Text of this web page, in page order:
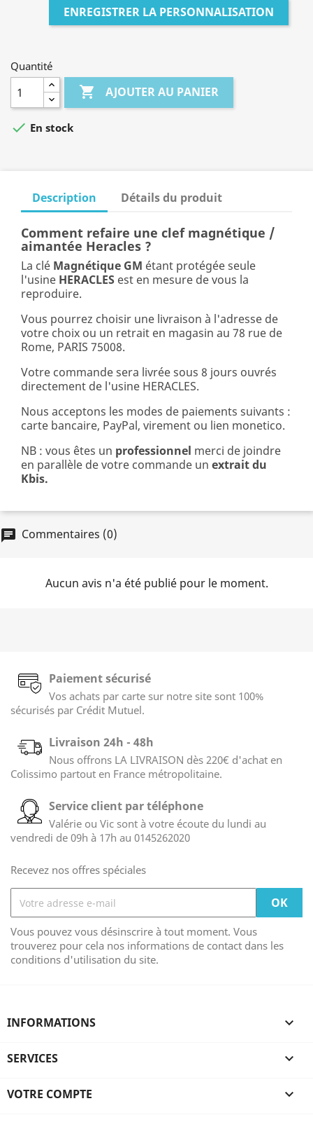
ENREGISTRER LA PERSONNALISATION
Quantité
 AJOUTER AU PANIER
 En stock
Description Détails du produit
Comment refaire une clef magnétique /
aimantée Heracles ?
La clé Magnétique GM étant protégée seule
l'usine HERACLES est en mesure de vous la
reproduire.
Vous pourrez choisir une livraison à l'adresse de
votre choix ou un retrait en magasin au 78 rue de
Rome, PARIS 75008.
Votre commande sera livrée sous 8 jours ouvrés
directement de l'usine HERACLES.
Nous acceptons les modes de paiements suivants :
carte bancaire, PayPal, virement ou lien monetico.
NB : vous êtes un professionnel merci de joindre
en parallèle de votre commande un extrait du
Kbis.
chat Commentaires (0)
Aucun avis n'a été publié pour le moment.
Paiement sécurisé
Vos achats par carte sur notre site sont 100%
sécurisés par Crédit Mutuel.
Livraison 24h - 48h
Nous offrons LA LIVRAISON dès 220€ d'achat en
Colissimo partout en France métropolitaine.
Service client par téléphone
Valérie ou Vic sont à votre écoute du lundi au
vendredi de 09h à 17h au 0145262020
Recevez nos offres spéciales
Vous pouvez vous désinscrire à tout moment. Vous
trouverez pour cela nos informations de contact dans les
conditions d'utilisation du site.
INFORMATIONS 
SERVICES 
VOTRE COMPTE 